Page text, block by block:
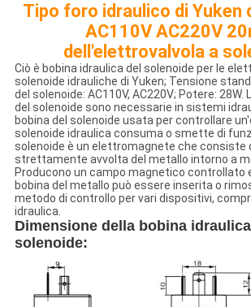
Tipo foro idraulico di Yuken
AC110V AC220V
dell'elettrovalvola a
Ciò è bobina idraulica del solenoide per le
solenoide idrauliche di Yuken; Tensione
del solenoide: AC110V, AC220V; Potere: 28W.
del solenoide sono necessarie in sistemi
bobina del solenoide usata per controllare
solenoide idraulica consuma o smette di
solenoide è un elettromagnete che consiste
strettamente avvolta del metallo intorno a
Producono un campo magnetico controllato
bobina del metallo può essere inserita o
metodo di controllo per vari dispositivi,
idraulica.
Dimensionedella bobina idraulica
solenoide: